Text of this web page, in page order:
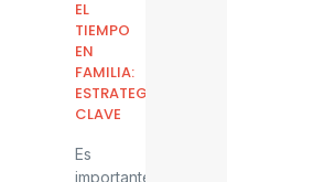
EL
TIEMPO
EN
FAMILIA:
ESTRATEGIAS
CLAVE
Es
importante